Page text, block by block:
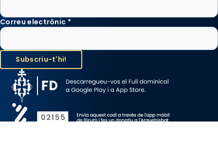
Correu electrònic *